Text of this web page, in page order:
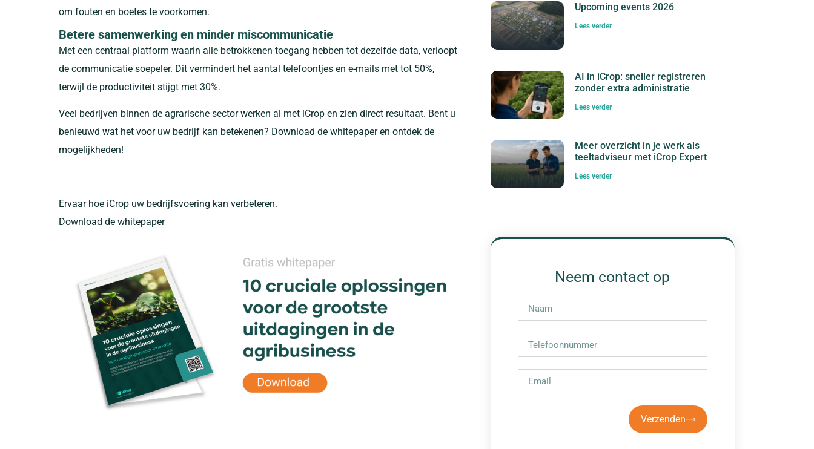
om fouten en boetes te voorkomen.
Betere samenwerking en minder miscommunicatie
Met een centraal platform waarin alle betrokkenen toegang hebben tot dezelfde data, verloopt
de communicatie soepeler. Dit vermindert het aantal telefoontjes en e-mails met tot 50%,
terwijl de productiviteit stijgt met 30%.
Veel bedrijven binnen de agrarische sector werken al met iCrop en zien direct resultaat. Bent u
benieuwd wat het voor uw bedrijf kan betekenen? Download de whitepaper en ontdek de
mogelijkheden!
Ervaar hoe iCrop uw bedrijfsvoering kan verbeteren.
Download de whitepaper
Upcoming events 2026
Lees verder
AI in iCrop: sneller registreren
zonder extra administratie
Lees verder
Meer overzicht in je werk als
teeltadviseur met iCrop Expert
Lees verder
Neem contact op
Verzenden